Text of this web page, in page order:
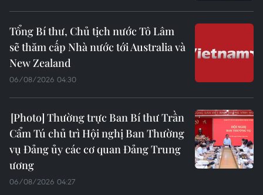
Tổng Bí thư, Chủ tịch nước Tô Lâm
sẽ thăm cấp Nhà nước tới Australia và
New Zealand
06/08/2026 04:30
Thường trực Ban Bí thư Trần
Cẩm Tú chủ trì Hội nghị Ban Thường
vụ Đảng ủy các cơ quan Đảng Trung
ương
06/08/2026 04:27